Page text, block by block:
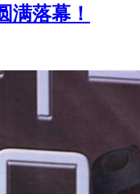
满落幕！